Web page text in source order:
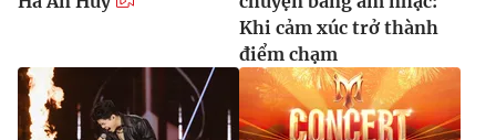
Khi cảm xúc trở thành
điểm chạm